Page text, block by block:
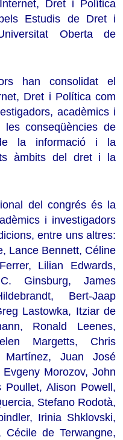
Dret i Política
Estudis de Dret i
Oberta de
han consolidat el
Dret i Política com
acadèmics i
les conseqüències de
la informació i la
àmbits del dret i la
del congrés és la
i investigadors
entre uns altres:
Lance Bennett, Céline
Lilian Edwards,
Ginsburg, James
Bert-Jaap
Lastowka, Itziar de
Ronald Leenes,
Margetts, Chris
Martínez, Juan José
Morozov, John
Poullet, Alison Powell,
Stefano Rodotà,
Irinia Shklovski,
Cécile de Terwangne,